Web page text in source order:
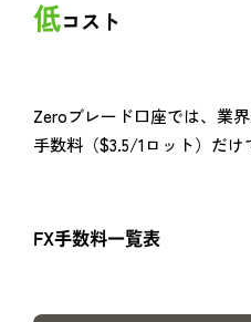
低コスト
Zeroブレード口座では、業
手数料（$3.5/1ロット）だけ
FX手数料一覧表